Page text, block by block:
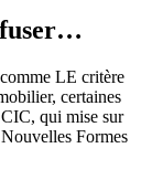
LE critère
certaines
qui mise sur
Formes